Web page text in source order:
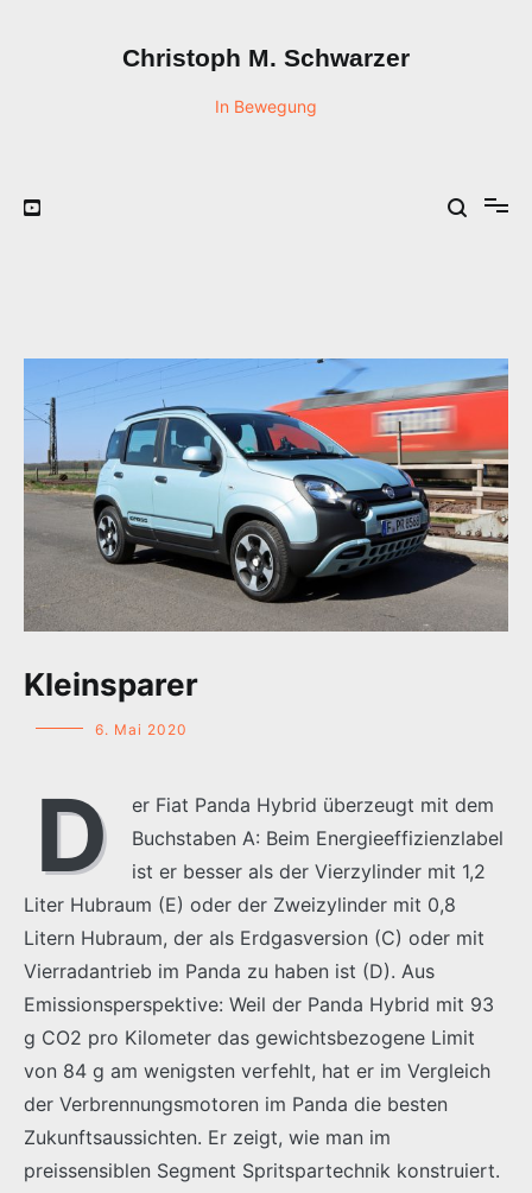
Christoph M. Schwarzer
In Bewegung
Kleinsparer
6. Mai 2020
D
er Fiat Panda Hybrid überzeugt mit dem
Buchstaben A: Beim Energieeffizienzlabel
ist er besser als der Vierzylinder mit 1,2
Liter Hubraum (E) oder der Zweizylinder mit 0,8
Litern Hubraum, der als Erdgasversion (C) oder mit
Vierradantrieb im Panda zu haben ist (D). Aus
Emissionsperspektive: Weil der Panda Hybrid mit 93
g CO2 pro Kilometer das gewichtsbezogene Limit
von 84 g am wenigsten verfehlt, hat er im Vergleich
der Verbrennungsmotoren im Panda die besten
Zukunftsaussichten. Er zeigt, wie man im
preissensiblen Segment Spritspartechnik konstruiert.